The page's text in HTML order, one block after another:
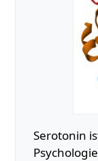
Serotonin‏‎ ist ein Begriff im Kontext von
Psychologie